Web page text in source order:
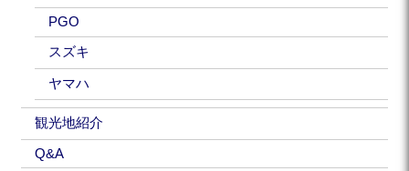
PGO
スズキ
ヤマハ
観光地紹介
Q&A